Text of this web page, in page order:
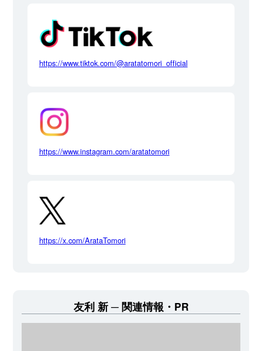
https://www.tiktok.com/@aratatomori_official
https://www.instagram.com/aratatomori
https://x.com/ArataTomori
友利 新 関連情報・PR